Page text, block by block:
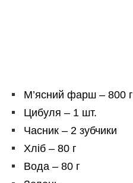
М’ясний фарш – 800 г
Цибуля – 1 шт.
Часник – 2 зубчики
Хліб – 80 г
Вода – 80 г